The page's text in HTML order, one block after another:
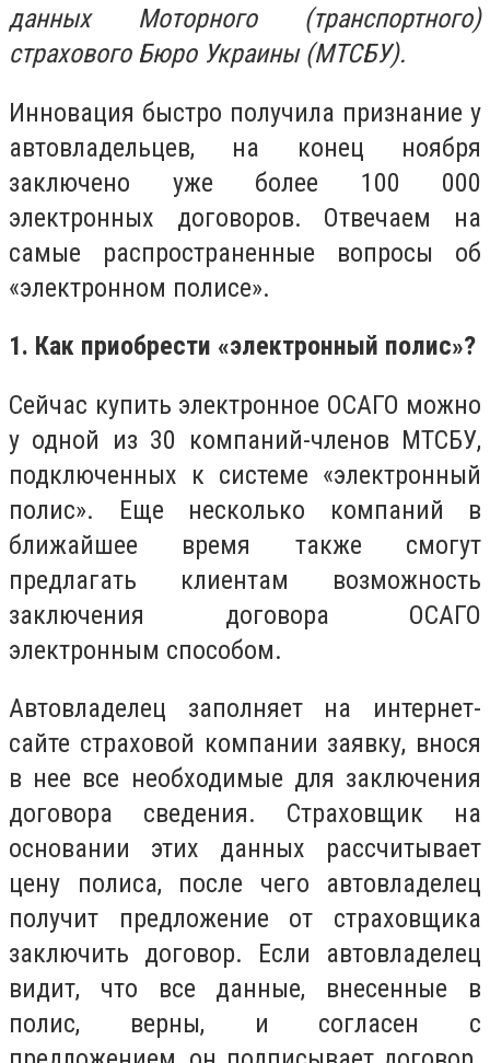
данных Моторного (транспортного)
страхового Бюро Украины (МТСБУ).
Инновация быстро получила признание у
автовладельцев, на конец ноября
заключено уже более 100 000
электронных договоров. Отвечаем на
самые распространенные вопросы об
«электронном полисе».
1. Как приобрести «электронный полис»?
Сейчас купить электронное ОСАГО можно
у одной из 30 компаний-членов МТСБУ,
подключенных к системе «электронный
полис». Еще несколько компаний в
ближайшее время также смогут
предлагать клиентам возможность
заключения договора ОСАГО
электронным способом.
Автовладелец заполняет на интернет-
сайте страховой компании заявку, внося
в нее все необходимые для заключения
договора сведения. Страховщик на
основании этих данных рассчитывает
цену полиса, после чего автовладелец
получит предложение от страховщика
заключить договор. Если автовладелец
видит, что все данные, внесенные в
полис, верны, и согласен с